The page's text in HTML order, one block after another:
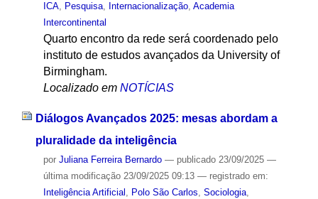
ICA, Pesquisa, Internacionalização, Academia
Intercontinental
Quarto encontro da rede será coordenado pelo
instituto de estudos avançados da University of
Birmingham.
Localizado em NOTÍCIAS
Diálogos Avançados 2025: mesas abordam a
pluralidade da inteligência
por Juliana Ferreira Bernardo — publicado23/09/2025 —
última modificação23/09/2025 09:13 — registrado em:
Inteligência Artificial , Polo São Carlos, Sociologia,